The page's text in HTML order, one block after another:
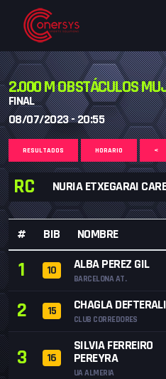
2.000 M OBSTÁCULOS
FINAL
08/07/2023 - 20:55
RESULTADOS HORARIO <
RC NURIA ETXEGARAI
# BIB NOMBRE
1 10 ALBA PEREZ GIL
BARCELONA AT.
2 15 CHAGLA DEFTERALI
CLUB CORREDORES
3 16
SILVIA FERREIRO
PEREYRA
UA ALMERIA